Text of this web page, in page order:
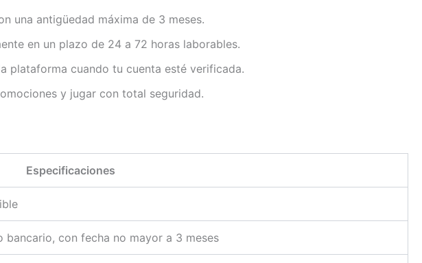
una antigüedad máxima de 3 meses.
en un plazo de 24 a 72 horas laborables.
plataforma cuando tu cuenta esté verificada.
y jugar con total seguridad.
Especificaciones
con fecha no mayor a 3 meses